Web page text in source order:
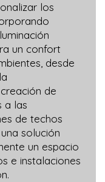
los
un confort
desde
de
a las
de techos
solución
un espacio
e instalaciones